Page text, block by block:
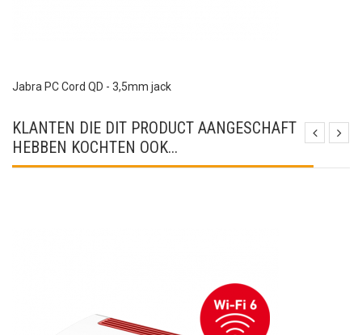
Jabra PC Cord QD - 3,5mm jack
KLANTEN DIE DIT PRODUCT AANGESCHAFT
HEBBEN KOCHTEN OOK...